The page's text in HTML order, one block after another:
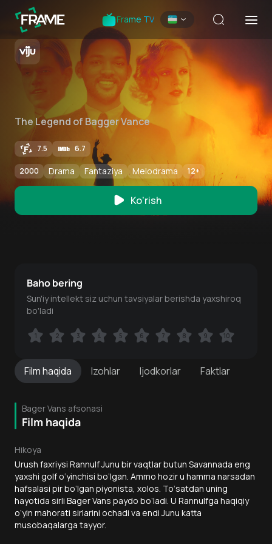
Frame TV
The Legend of Bagger Vance
7.5 6.7
2000 Drama Fantaziya Melodrama 12+
Ko'rish
Filmhaqida Izohlar Ijodkorlar Faktlar
Bager Vans afsonasi
Film haqida
Hikoya
Urush faxriysi Rannulf Junu bir vaqtlar butun Savannada eng
yaxshi golf o‘yinchisi bo‘lgan. Ammo hozir u hamma narsadan
hafsalasi pir bo‘lgan piyonista, xolos. To‘satdan uning
hayotida sirli Bager Vans paydo bo‘ladi. U Rannulfga haqiqiy
o‘yin mahorati sirlarini ochadi va endi Junu katta
musobaqalarga tayyor.
Baho bering
Sun'iy intellekt siz uchun tavsiyalar berishda yaxshiroq
bo'ladi
1 2 3 4 5 6 7 8 9 10
1 2 3 4 5 6 7 8 9 10